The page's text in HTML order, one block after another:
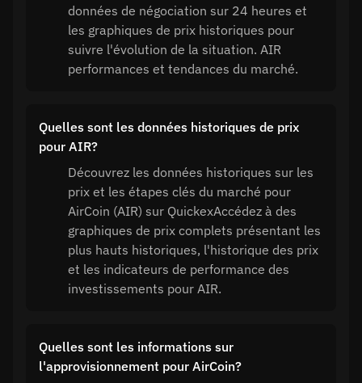
données de négociation sur 24 heures et
les graphiques de prix historiques pour
suivre l'évolution de la situation. AIR
performances et tendances du marché.
Quelles sont les données historiques de prix
pour AIR?
Découvrez les données historiques sur les
prix et les étapes clés du marché pour
AirCoin (AIR) sur QuickexAccédez à des
graphiques de prix complets présentant les
plus hauts historiques, l'historique des prix
et les indicateurs de performance des
investissements pour AIR.
Quelles sont les informations sur
l'approvisionnement pour AirCoin?